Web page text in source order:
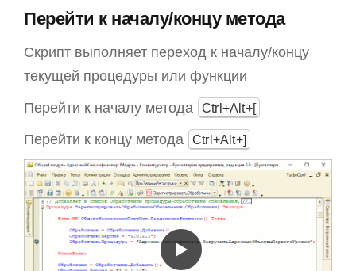
Перейти к началу/концу метода
Скрипт выполняет переход к началу/концу
текущей процедуры или функции
Перейти к началу метода
Ctrl+Alt+[
Перейти к концу метода Ctrl+Alt+]